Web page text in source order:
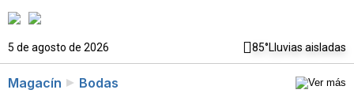
5 de agosto de 2026 85°Lluvias aisladas
Magacín Bodas